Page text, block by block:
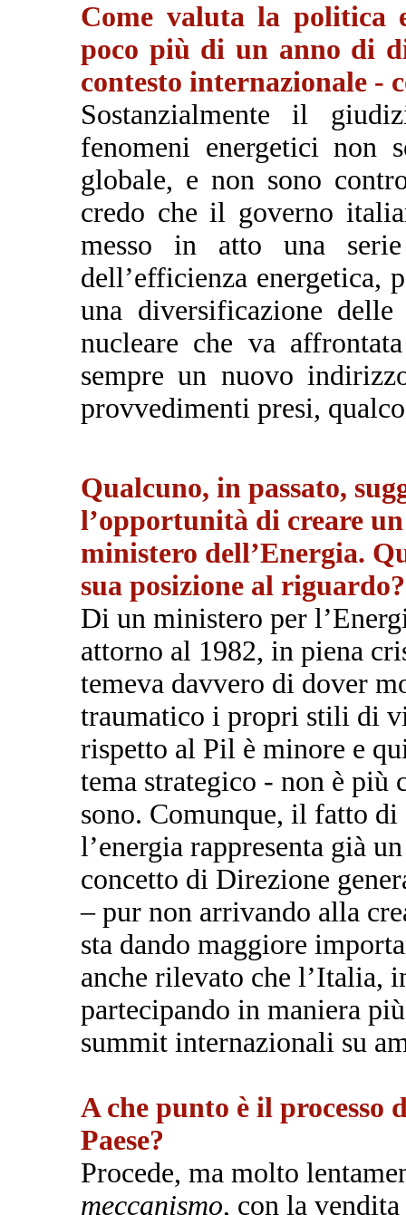
Come valuta la politica
poco più di un anno di
contesto internazionale -
Sostanzialmente il
fenomeni energetici non
globale, e non sono
credo che il governo
messo in atto una
dell’efficienza
una diversificazione
nucleare che va
sempre un nuovo
provvedimenti presi,
Qualcuno, in passato,
l’opportunità di creare un
ministero dell’Energia.
sua posizione al riguardo?
Di un ministero per
attorno al 1982, in piena
temeva davvero di dover
traumatico i propri stili di
rispetto al Pil è minore e
tema strategico - non è più
sono. Comunque, il fatto
l’energia rappresenta già
concetto di Direzione
– pur non arrivando alla
sta dando maggiore
anche rilevato che l’Italia,
partecipando in maniera
summit internazionali su
A che punto è il processo
Paese?
Procede, ma molto
meccanismo, con la